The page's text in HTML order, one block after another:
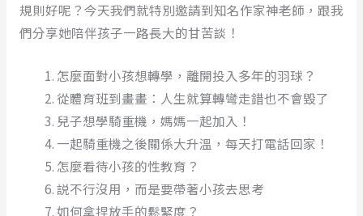
規則好呢？今天我們就特別邀請到知名作家神老師，跟我
們分享她陪伴孩子一路長大的甘苦談！
怎麼面對小孩想轉學，離開投入多年的羽球？
從體育班到畫畫：人生就算轉彎走錯也不會毀了
兒子想學騎重機，媽媽一起加入！
一起騎重機之後關係大升溫，每天打電話回家！
怎麼看待小孩的性教育？
説不行沒用，而是要帶著小孩去思考
如何拿捏放手的鬆緊度？